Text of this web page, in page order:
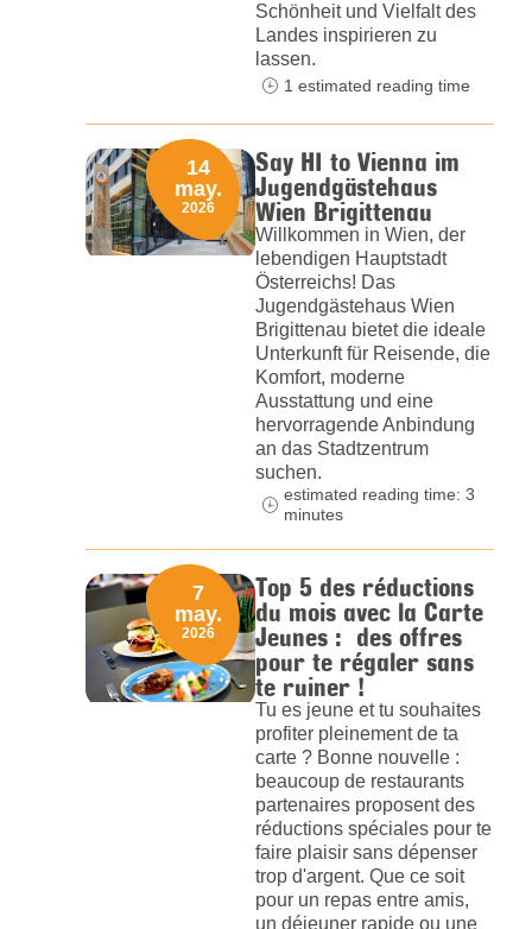
Schönheit und Vielfalt des
Landes inspirieren zu
lassen.
1 estimated reading time
Say HI to Vienna im
Jugendgästehaus
Wien Brigittenau
Willkommen in Wien, der
lebendigen Hauptstadt
Österreichs! Das
Jugendgästehaus Wien
Brigittenau bietet die ideale
Unterkunft für Reisende, die
Komfort, moderne
Ausstattung und eine
hervorragende Anbindung
an das Stadtzentrum
suchen.
14
may.
2026
estimated reading time: 3
minutes
Top 5 des réductions
du mois avec la Carte
Jeunes : des offres
pour te régaler sans
te ruiner !
Tu es jeune et tu souhaites
profiter pleinement de ta
carte ? Bonne nouvelle :
beaucoup de restaurants
partenaires proposent des
réductions spéciales pour te
faire plaisir sans dépenser
trop d'argent. Que ce soit
pour un repas entre amis,
un déjeuner rapide ou une
7
may.
2026